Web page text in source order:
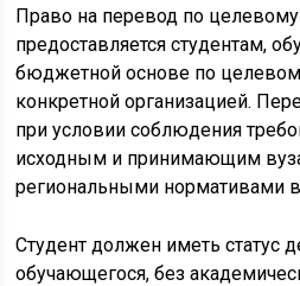
Право на перевод по
предоставляется студентам,
бюджетной основе по
конкретной организацией.
при условии соблюдения
исходным и принимающим
региональными нормативами
Студент должен иметь статус
обучающегося, без